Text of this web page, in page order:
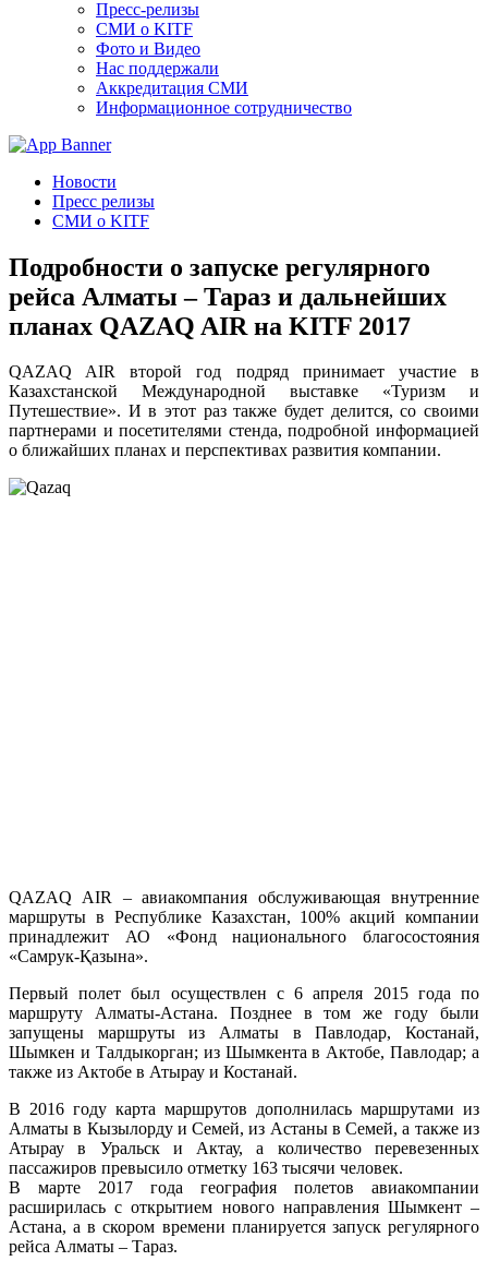
Пресс-релизы
СМИ о KITF
Фото и Видео
Нас поддержали
Аккредитация СМИ
Информационное сотрудничество
Новости
Пресс релизы
СМИ о KITF
Подробности о запуске регулярного
рейса Алматы – Тараз и дальнейших
планах QAZAQ AIR на KITF 2017
QAZAQ AIR второй год подряд принимает участие в
Казахстанской Международной выставке «Туризм и
Путешествие». И в этот раз также будет делится, со своими
партнерами и посетителями стенда, подробной информацией
о ближайших планах и перспективах развития компании.
QAZAQ AIR – авиакомпания обслуживающая внутренние
маршруты в Республике Казахстан, 100% акций компании
принадлежит АО «Фонд национального благосостояния
«Самрук-Қазына».
Первый полет был осуществлен с 6 апреля 2015 года по
маршруту Алматы-Астана. Позднее в том же году были
запущены маршруты из Алматы в Павлодар, Костанай,
Шымкен и Талдыкорган; из Шымкента в Актобе, Павлодар; а
также из Актобе в Атырау и Костанай.
В 2016 году карта маршрутов дополнилась маршрутами из
Алматы в Кызылорду и Семей, из Астаны в Семей, а также из
Атырау в Уральск и Актау, а количество перевезенных
пассажиров превысило отметку 163 тысячи человек.
В марте 2017 года география полетов авиакомпании
расширилась с открытием нового направления Шымкент –
Астана, а в скором времени планируется запуск регулярного
рейса Алматы – Тараз.